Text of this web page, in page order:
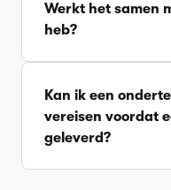
Werkt het samen
heb?
Kan ik een
vereisen voordat
geleverd?